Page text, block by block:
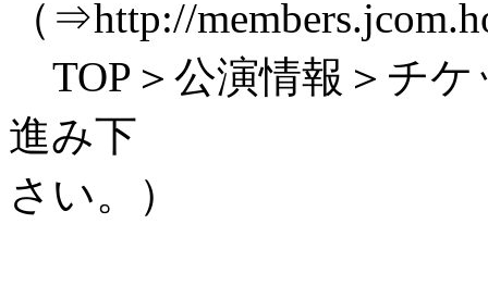
（⇒http://
TOP＞公演情報＞チ
進み下
さい。）